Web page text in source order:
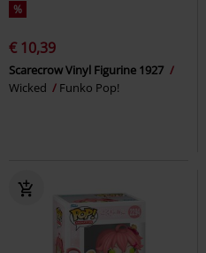
%
€ 10,39
Scarecrow Vinyl Figurine 1927
Wicked
Funko Pop!